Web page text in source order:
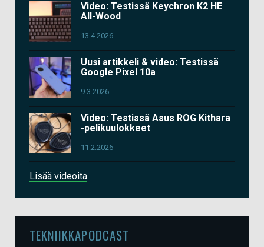
Video: Testissä Keychron K2 HE
All-Wood
13.4.2026
Uusi artikkeli & video: Testissä
Google Pixel 10a
9.3.2026
Video: Testissä Asus ROG Kithara
-pelikuulokkeet
11.2.2026
Lisää videoita
TEKNIIKKAPODCAST